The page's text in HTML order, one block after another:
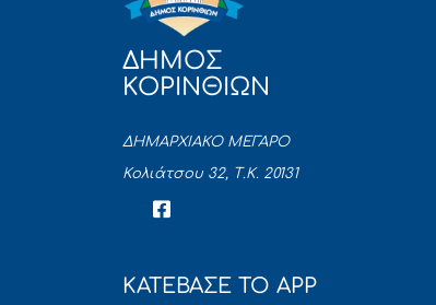
ΔΗΜΟΣ
ΚΟΡΙΝΘΙΩΝ
ΔΗΜΑΡΧΙΑΚΟ ΜΕΓΑΡΟ
Κολιάτσου 32, Τ.Κ. 20131
ΚΑΤΕΒΑΣΕ ΤΟ APP